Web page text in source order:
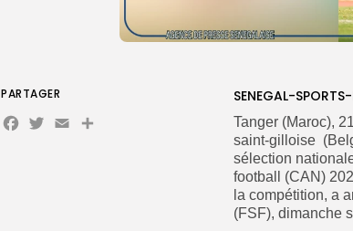
SENEGAL-
Tanger (Maroc),
saint-gilloise
sélection
football (CAN)
la compétition, a
(FSF), dimanche
PARTAGER
Facebook
Twitter
EmailPartager